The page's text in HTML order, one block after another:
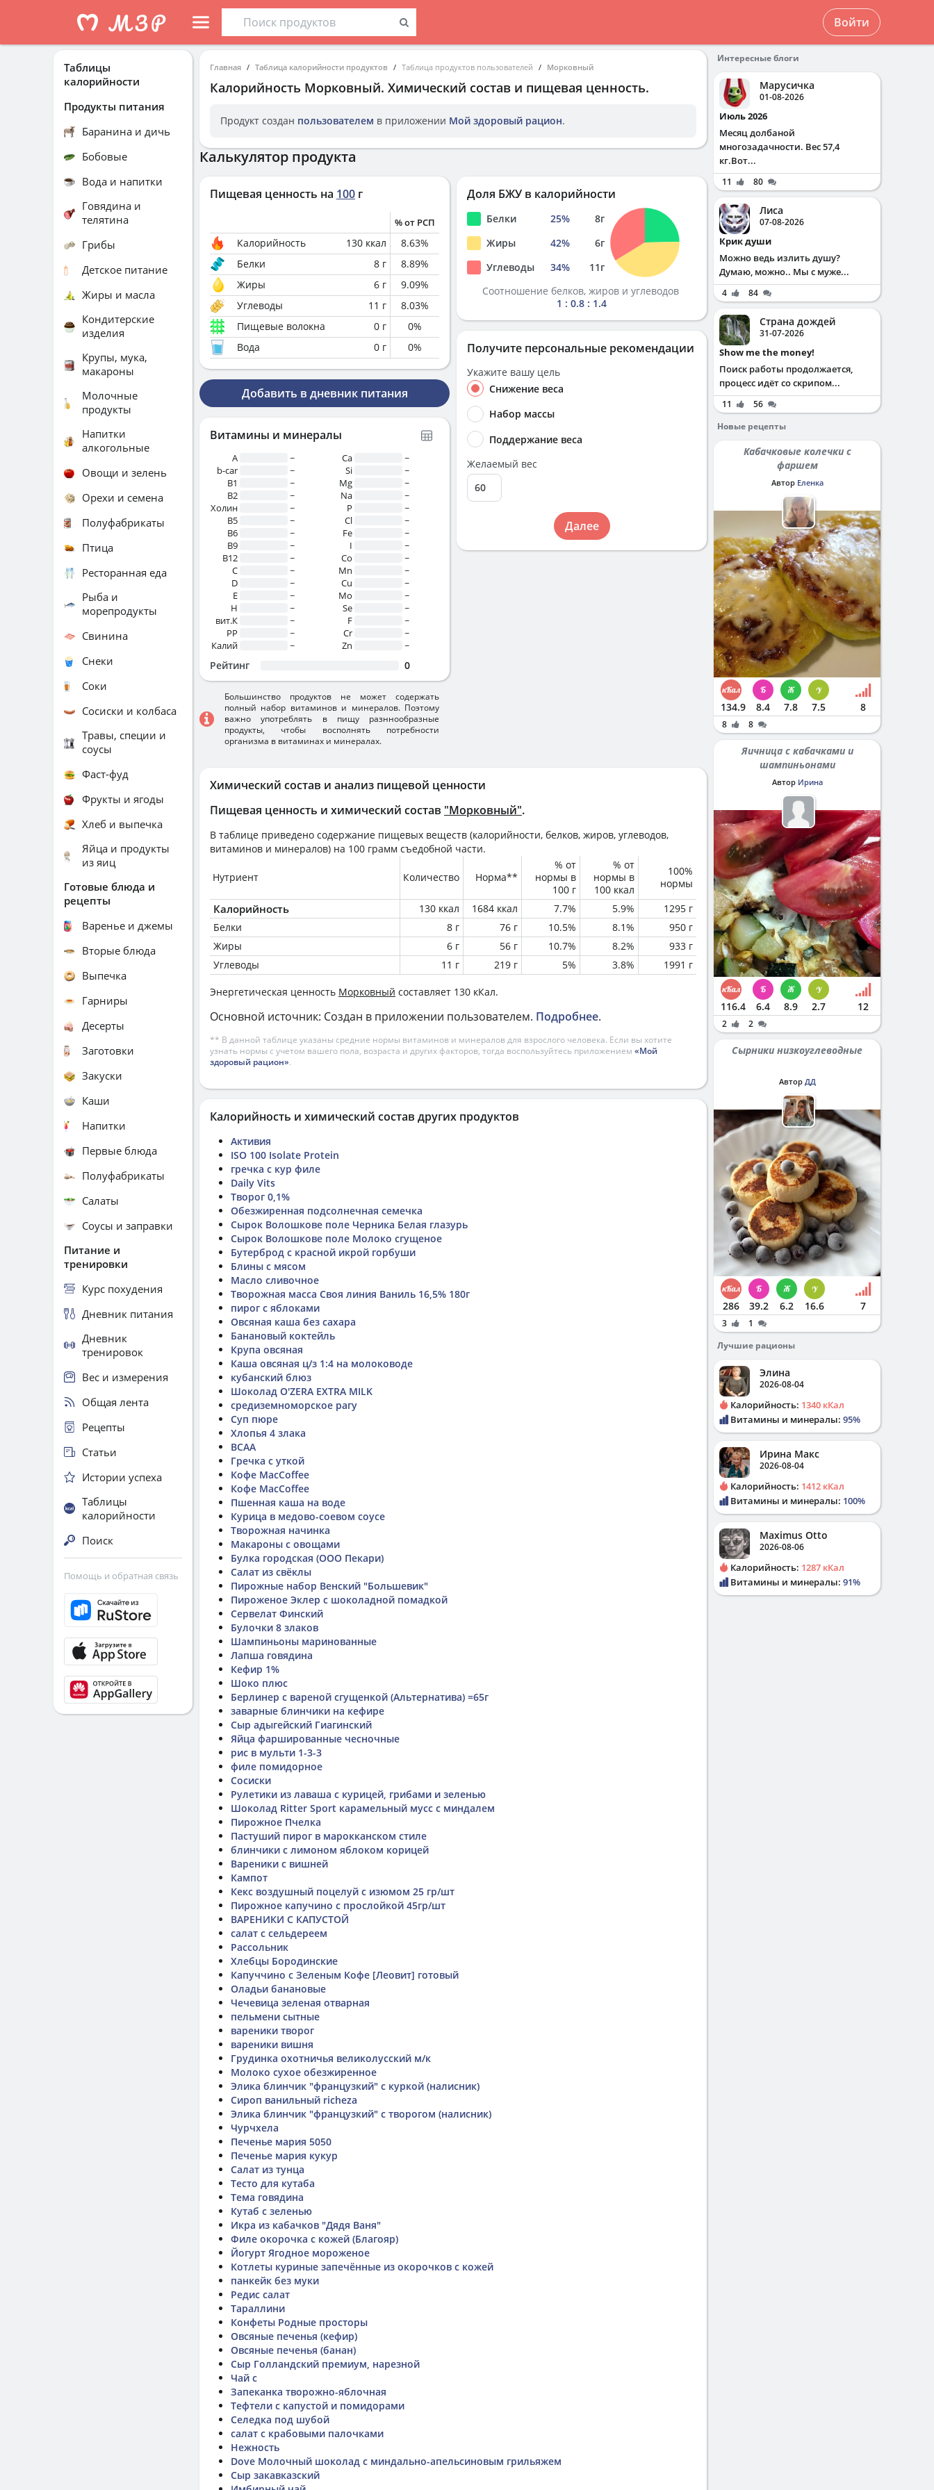
Войти
Главная Таблица калорийности продуктов Таблица продуктов пользователей Морковный
Калорийность Морковный. Химический состав и пищевая ценность.
Продукт создан пользователем в приложении Мой здоровый рацион.
Химический состав и анализ пищевой ценности
Пищевая ценность и химический состав "Морковный".
В таблице приведено содержание пищевых веществ (калорийности, белков, жиров, углеводов,
витаминов и минералов) на 100 грамм съедобной части.
Нутриент Количество Норма**
% от
нормы в
100 г
% от
нормы в
100 ккал
100%
нормы
Калорийность 130 ккал 1684 ккал 7.7% 5.9%
1295 г
Белки
8 г 76 г 10.5% 8.1%
950 г
Жиры
6 г 56 г 10.7% 8.2%
933 г
Углеводы
11 г 219 г 5% 3.8% 1991 г
Энергетическая ценность Морковный составляет 130 кКал.
Основной источник: Создан в приложении пользователем. Подробнее.
** В данной таблице указаны средние нормы витаминов и минералов для взрослого человека. Если вы хотите
узнать нормы с учетом вашего пола, возраста и других факторов, тогда воспользуйтесь приложением «Мой
здоровый рацион».
Калькулятор продукта
Пищевая ценность на 100 г
% от РСП
Калорийность 130 ккал 8.63%
Белки
8 г 8.89%
Жиры
6 г 9.09%
Углеводы
11 г 8.03%
Пищевые волокна
0 г 0%
Вода
0 г 0%
Добавить в дневник питания
Витамины и минералы
A
~
b-car
~
В1
~
B2
~
Холин
~
B5
~
B6
~
B9
~
B12
~
C
~
D
~
E
~
H
~
вит.К
~
PP
~
Калий
~
Ca
~
Si
~
Mg
~
Na
~
P
~
Cl
~
Fe
~
I
~
Co
~
Mn
~
Cu
~
Mo
~
Se
~
F
~
Cr
~
Zn
~
Рейтинг 0
Большинство продуктов не может содержать
полный набор витаминов и минералов. Поэтому
важно употреблять в пищу разннообразные
продукты, чтобы восполнять потребности
организма в витаминах и минералах.
Доля БЖУ в калорийности
Белки 25% 8г
Жиры
42% 6г
Углеводы
34% 11г
Соотношение белков, жиров и углеводов
1 : 0.8 : 1.4
Получите персональные рекомендации
Укажите вашу цель
Снижение веса
Набор массы
Поддержание веса
Желаемый вес
Далее
Калорийность и химический состав других продуктов
Активия
ISO 100 Isolate Protein
гречка с кур филе
Daily Vits
Творог 0,1%
Обезжиренная подсолнечная семечка
Сырок Волошкове поле Черника Белая глазурь
Сырок Волошкове поле Молоко сгущеное
Бутерброд с красной икрой горбуши
Блины с мясом
Масло сливочное
Творожная масса Своя линия Ваниль 16,5% 180г
пирог с яблоками
Овсяная каша без сахара
Банановый коктейль
Крупа овсяная
Каша овсяная ц/з 1:4 на молоководе
кубанский блюз
Шоколад O'ZERA EXTRA MILK
средиземноморское рагу
Суп пюре
Хлопья 4 злака
BCAA
Гречка с уткой
Кофе MacCoffee
Кофе MacCoffee
Пшенная каша на воде
Курица в медово-соевом соусе
Творожная начинка
Макароны с овощами
Булка городская (ООО Пекари)
Салат из свёклы
Пирожные набор Венский "Большевик"
Пироженое Эклер с шоколадной помадкой
Сервелат Финский
Булочки 8 злаков
Шампиньоны маринованные
Лапша говядина
Кефир 1%
Шоко плюс
Берлинер с вареной сгущенкой (Альтернатива) =65г
заварные блинчики на кефире
Сыр адыгейский Гиагинский
Яйца фаршированные чесночные
рис в мульти 1-3-3
филе помидорное
Сосиски
Рулетики из лаваша с курицей, грибами и зеленью
Шоколад Ritter Sport карамельный мусс с миндалем
Пирожное Пчелка
Пастуший пирог в марокканском стиле
блинчики с лимоном яблоком корицей
Вареники с вишней
Кампот
Кекс воздушный поцелуй с изюмом 25 гр/шт
Пирожное капучино с прослойкой 45гр/шт
ВАРЕНИКИ С КАПУСТОЙ
салат с сельдереем
Рассольник
Хлебцы Бородинские
Капуччино с Зеленым Кофе [Леовит] готовый
Оладьи банановые
Чечевица зеленая отварная
пельмени сытные
вареники творог
вареники вишня
Грудинка охотничья великолусский м/к
Молоко сухое обезжиренное
Элика блинчик "французкий" с куркой (налисник)
Сироп ванильный richeza
Элика блинчик "французкий" с творогом (налисник)
Чурчхела
Печенье мария 5050
Печенье мария кукур
Салат из тунца
Тесто для кутаба
Тема говядина
Кутаб с зеленью
Икра из кабачков "Дядя Ваня"
Филе окорочка с кожей (Благояр)
Йогурт Ягодное мороженое
Котлеты куриные запечённые из окорочков с кожей
панкейк без муки
Редис салат
Тараллини
Конфеты Родные просторы
Овсяные печенья (кефир)
Овсяные печенья (банан)
Сыр Голландский премиум, нарезной
Чай с
Запеканка творожно-яблочная
Тефтели с капустой и помидорами
Селедка под шубой
салат с крабовыми палочками
Нежность
Dove Молочный шоколад с миндально-апельсиновым грильяжем
Сыр закавказский
Таблицы
калорийности
Продукты питания
Баранина и дичь
Бобовые
Вода и напитки
Говядина и
телятина
Грибы
Детское питание
Жиры и масла
Кондитерские
изделия
Крупы, мука,
макароны
Молочные
продукты
Напитки
алкогольные
Овощи и зелень
Орехи и семена
Полуфабрикаты
Птица
Ресторанная еда
Рыба и
морепродукты
Свинина
Снеки
Соки
Сосиски и колбаса
Травы, специи и
соусы
Фаст-фуд
Фрукты и ягоды
Хлеб и выпечка
Яйца и продукты
из яиц
Готовые блюда и
рецепты
Варенье и джемы
Вторые блюда
Выпечка
Гарниры
Десерты
Заготовки
Закуски
Каши
Напитки
Первые блюда
Полуфабрикаты
Салаты
Соусы и заправки
Питание и
тренировки
Курс похудения
Дневник питания
Дневник
тренировок
Вес и измерения
Общая лента
Рецепты
Статьи
Истории успеха
Таблицы
калорийности
Поиск
Помощь и обратная связь
Интересные блоги
Марусичка
01-08-2026
Июль 2026
Месяц долбаной
многозадачности. Вес 57,4
кг.Вот...
11 80
Лиса
07-08-2026
Крик души
Можно ведь излить душу?
Думаю, можно.. Мы с муже...
4 84
Страна дождей
31-07-2026
Show me the money!
Поиск работы продолжается,
процесс идёт со скрипом...
11
56
Новые рецепты
Кабачковые колечки с
фаршем
Автор Еленка
134.9 8.4 7.8 7.5 8
8 8
Яичница с кабачками и
шампиньонами
Автор Ирина
116.4 6.4 8.9 2.7 12
2 2
Сырники низкоуглеводные
Автор ДД
286 39.2 6.2 16.6 7
3
1
Лучшие рационы
Элина
2026-08-04
Калорийность: 1340 кКал
Витамины и минералы: 95%
Ирина Макс
2026-08-04
Калорийность: 1412 кКал
Витамины и минералы: 100%
Maximus Otto
2026-08-06
Калорийность: 1287 кКал
Витамины и минералы: 91%